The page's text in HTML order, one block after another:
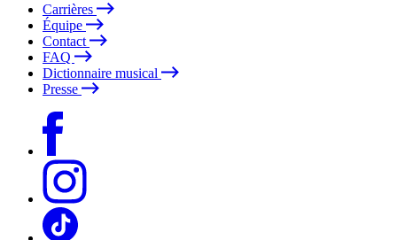
Carrières
Équipe
Contact
FAQ
Dictionnaire musical
Presse